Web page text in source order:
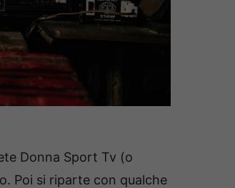
Donna Sport Tv (o
Poi si riparte con qualche